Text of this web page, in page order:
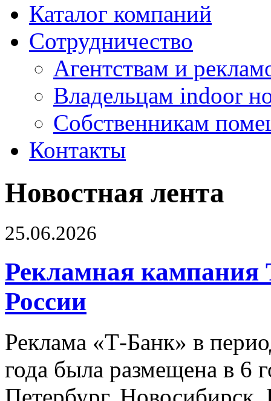
Каталог компаний
Сотрудничество
Агентствам и
Владельцам indoor
Собственникам
Контакты
Новостная лента
25.06.2026
Рекламная кампания
России
Реклама «Т-Банк» в
года была размещена в 6